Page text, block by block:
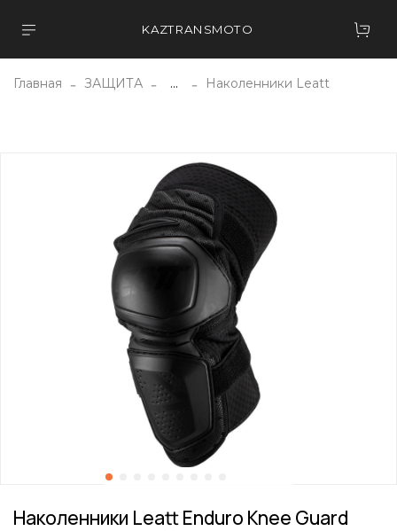
KAZTRANSMOTO
Главная ЗАЩИТА ... Наколенники Leatt
Наколенники Leatt Enduro Knee Guard